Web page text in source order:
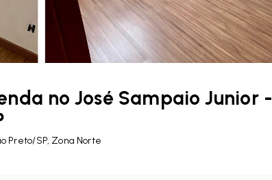
no José Sampaio Junior -
Preto/SP, Zona Norte